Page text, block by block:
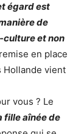
égard est
de
culture et non
en place
Hollande vient
vous ? Le
fille aînée de